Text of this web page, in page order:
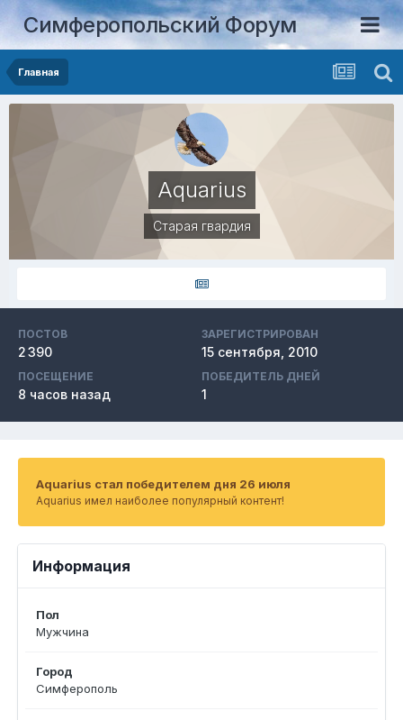
Симферопольский Форум
Главная
Aquarius
Старая гвардия
ПОСТОВ
2 390
ЗАРЕГИСТРИРОВАН
15 сентября, 2010
ПОСЕЩЕНИЕ
8 часов назад
ПОБЕДИТЕЛЬ ДНЕЙ
1
Aquarius стал победителем дня 26 июля
Aquarius имел наиболее популярный контент!
Информация
Пол
Мужчина
Город
Симферополь